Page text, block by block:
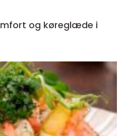
og køreglæde i